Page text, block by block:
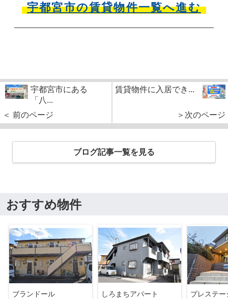
宇都宮市の賃貸物件一覧へ進む
宇都宮市にある
「八...
＜ 前のページ
賃貸物件に入居でき...
＞次のページ
ブログ記事一覧を見る
おすすめ物件
ブランドール
しろまちアパート
プレステー